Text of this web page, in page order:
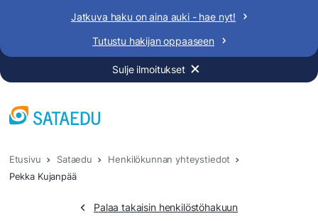
Jatkuva haku on aina auki - hae nyt!
Tutustu hakijan oppaaseen
Sulje ilmoitukset
Etusivu Sataedu
Henkilökunnan yhteystiedot
Pekka Kujanpää
Palaa takaisin henkilöstöhakuun